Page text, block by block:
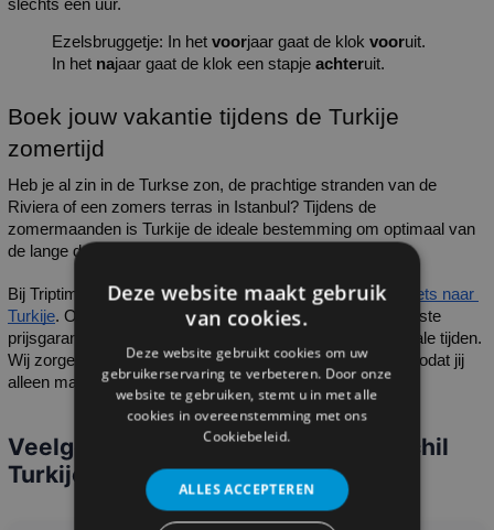
slechts één uur.
Ezelsbruggetje: In het voorjaar gaat de klok vooruit.
In het najaar gaat de klok een stapje achteruit.
Boek jouw vakantie tijdens de Turkije
zomertijd
Heb je al zin in de Turkse zon, de prachtige stranden van de
Riviera of een zomers terras in Istanbul? Tijdens de
zomermaanden is Turkije de ideale bestemming om optimaal van
de lange dagen te genieten.
Bij Triptime vind je de scherpste deals voor jouw vliegtickets naar
Turkije. Of je nu in juli of augustus gaat, wij bieden de laagste
prijsgarantie. Vergeet niet: de tijden op je ticket zijn de lokale tijden.
Wij zorgen dat je zorgeloos op je bestemming aankomt, zodat jij
alleen maar hoeft te genieten van dat extra uurtje zon!
Veelgestelde vragen over tijdsverschil
Turkije zomertijd
Deze website maakt gebruik
van cookies.
Deze website gebruikt cookies om uw
gebruikerservaring te verbeteren. Door onze
website te gebruiken, stemt u in met alle
cookies in overeenstemming met ons
Cookiebeleid.
ALLES ACCEPTEREN